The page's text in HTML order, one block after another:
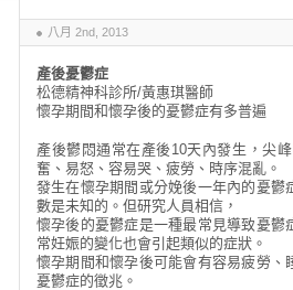
八月 2nd, 2013
產後憂鬱症
松德精神科診所/黃惠琪醫師
懷孕期間和懷孕後的憂鬱症有多普遍
產後鬱悶通常在產後10天內發生，尖
奮、易怒、容易哭、疲勞、時序混亂。
發生在懷孕期間或分娩後一年內的憂
數是未知的。但研究人員相信，
懷孕後的憂鬱症是一種最常見導致憂
常妊娠的變化也會引起類似的症狀。
懷孕期間和懷孕後可能會有容易疲勞
憂鬱症的徵兆。